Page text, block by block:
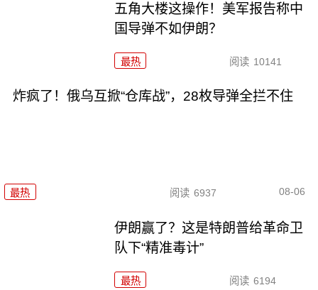
五角大楼这操作！美军报告称中
国导弹不如伊朗？
最热 阅读 10141
炸疯了！俄乌互掀“仓库战”，28枚导弹全拦不住
最热 阅读 6937 08-06
伊朗赢了？这是特朗普给革命卫
队下“精准毒计”
最热 阅读 6194